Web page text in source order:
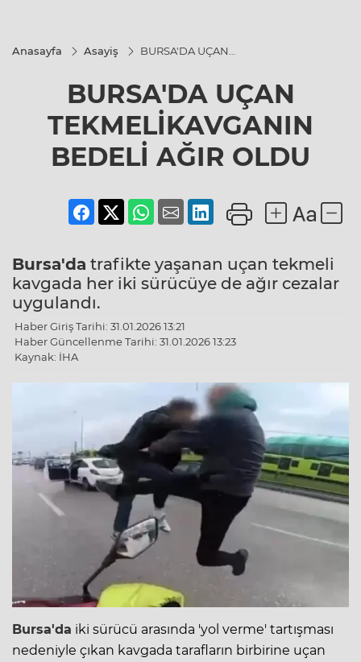
Anasayfa Asayiş
BURSA'DA UÇAN
BURSA'DA UÇAN
TEKMELİKAVGANIN
BEDELİ AĞIR OLDU
Bursa'da trafikte yaşanan uçan tekmeli
kavgada her iki sürücüye de ağır cezalar
uygulandı.
Haber Giriş Tarihi: 31.01.2026 13:21
Haber Güncellenme Tarihi: 31.01.2026 13:23
Kaynak: İHA
Bursa'da iki sürücü arasında 'yol verme' tartışması
nedeniyle çıkan kavgada tarafların birbirine uçan